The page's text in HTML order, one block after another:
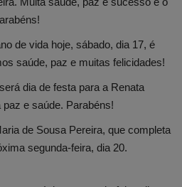
de vida hoje, sábado, dia 17, é
saúde, paz e muitas felicidades!
dia de festa para a Renata
e saúde. Parabéns!
de Sousa Pereira, que completa
segunda-feira, dia 20.